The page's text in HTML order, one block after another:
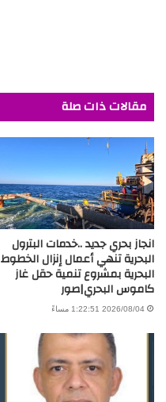
مقالات ذات صلة
انجاز بحري جديد ..خدمات البترول
البحرية تنهي أعمال إنزال الخطوط
البحرية بمشروع تنمية حقل غاز
كاموس البحري|صور
2026/08/04 1:22:51 مساءً